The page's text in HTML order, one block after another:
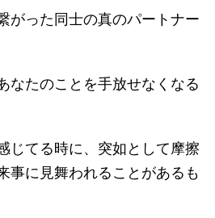
がった同士の真のパートナー
なたのことを手放せなくなる
じてる時に、突如として摩擦
事に見舞われることがあるも